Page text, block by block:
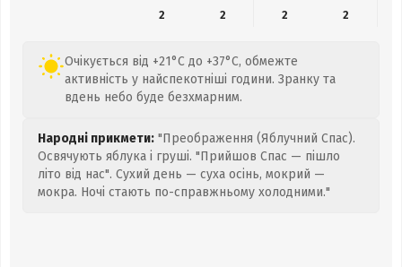
2
2 2 2
Очікується від +21°C до +37°C, обмежте
активність у найспекотніші години. Зранку та
вдень небо буде безхмарним.
Народні прикмети: "Преображення (Яблучний Спас).
Освячують яблука і груші. "Прийшов Спас — пішло
літо від нас". Сухий день — суха осінь, мокрий —
мокра. Ночі стають по-справжньому холодними."